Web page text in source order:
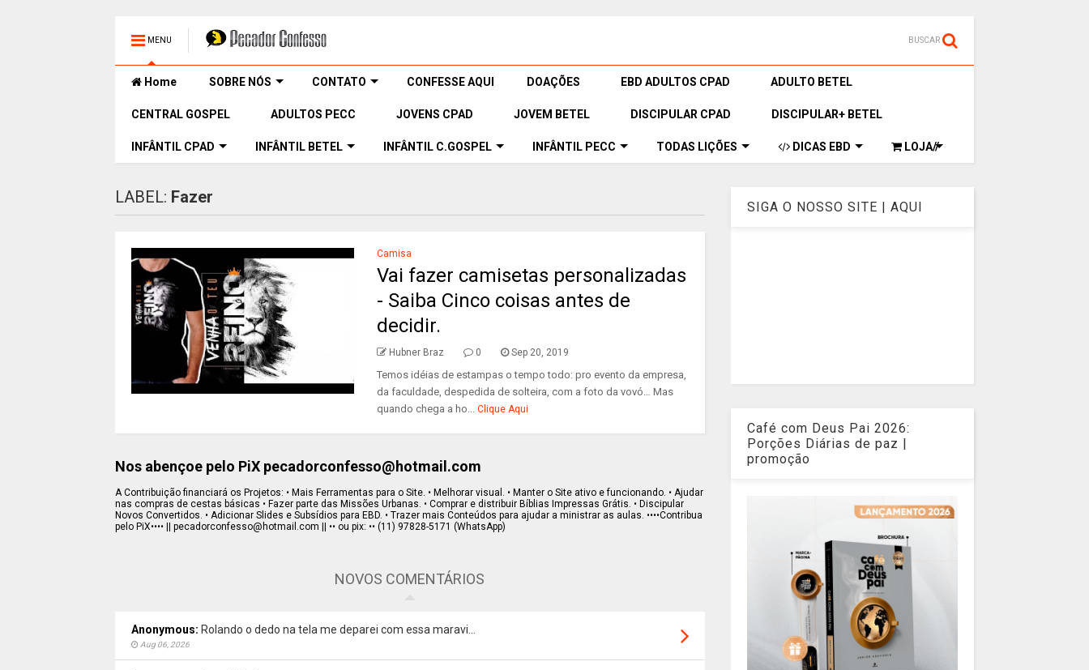
MENU BUSCAR
Home SOBRE NÓS CONTATO CONFESSE AQUI DOAÇÕES EBD ADULTOS CPAD ADULTO BETEL
CENTRAL GOSPEL ADULTOS PECC JOVENS CPAD JOVEM BETEL DISCIPULAR CPAD DISCIPULAR+ BETEL
INFÂNTIL CPAD INFÂNTIL BETEL INFÂNTIL C.GOSPEL INFÂNTIL PECC TODAS LIÇÕES DICAS EBD LOJA//
LABEL: Fazer
Camisa
Vai fazer camisetas personalizadas
- Saiba Cinco coisas antes de
decidir.
Hubner Braz 0 Sep 20, 2019
Temos idéias de estampas o tempo todo: pro evento da empresa,
da faculdade, despedida de solteira, com a foto da vovó… Mas
quando chega a ho... Clique Aqui
Nos abençoe pelo PiX pecadorconfesso@hotmail.com
A Contribuição financiará os Projetos: • Mais Ferramentas para o Site. • Melhorar visual. • Manter o Site ativo e funcionando. • Ajudar
nas compras de cestas básicas • Fazer parte das Missões Urbanas. • Comprar e distribuir Bíblias Impressas Grátis. • Discipular
Novos Convertidos. • Adicionar Slides e Subsídios para EBD. • Trazer mais Conteúdos para ajudar a ministrar as aulas. ••••Contribua
pelo PiX•••• || pecadorconfesso@hotmail.com || •• ou pix: •• (11) 97828-5171 (WhatsApp)
NOVOS COMENTÁRIOS
Anonymous: Rolando o dedo na tela me deparei com essa maravi...
Aug 06, 2026
SIGA O NOSSO SITE | AQUI
Café com Deus Pai 2026:
Porções Diárias de paz |
promoção